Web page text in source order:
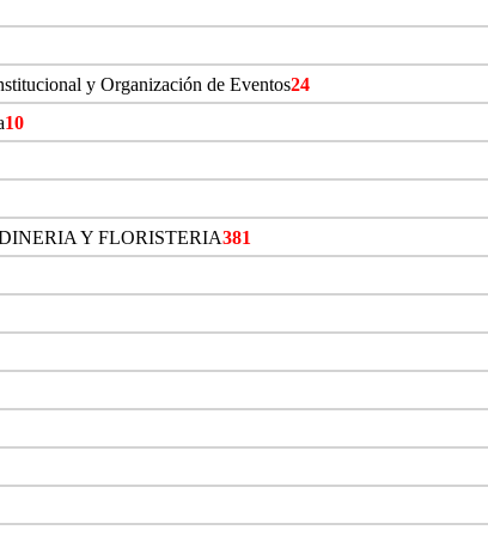
y Organización de Eventos24
10
Y FLORISTERIA381